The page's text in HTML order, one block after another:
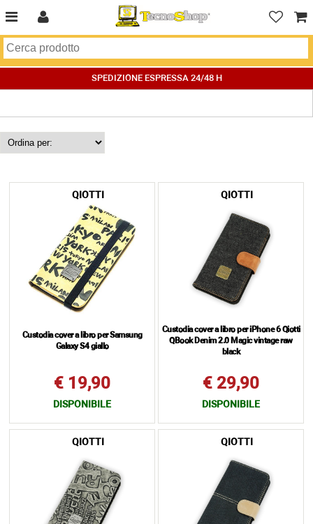
SPEDIZIONE ESPRESSA 24/48 H
QIOTTI
Custodia cover a libro per Samsung
Galaxy S4 giallo
€ 19,90
DISPONIBILE
QIOTTI
Custodia cover a libro per iPhone 6 Qiotti
QBook Denim 2.0 Magic vintage raw
black
€ 29,90
DISPONIBILE
QIOTTI QIOTTI